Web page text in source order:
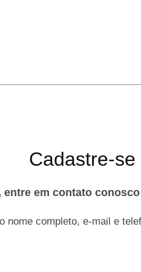
Cadastre-se
entre em contato
nome completo, e-mail e